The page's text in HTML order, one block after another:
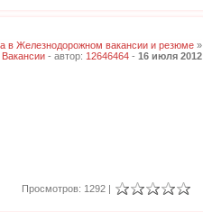
в Железнодорожном вакансии и резюме »
Вакансии - автор: 12646464 - 16 июля 2012
Просмотров: 1292 |